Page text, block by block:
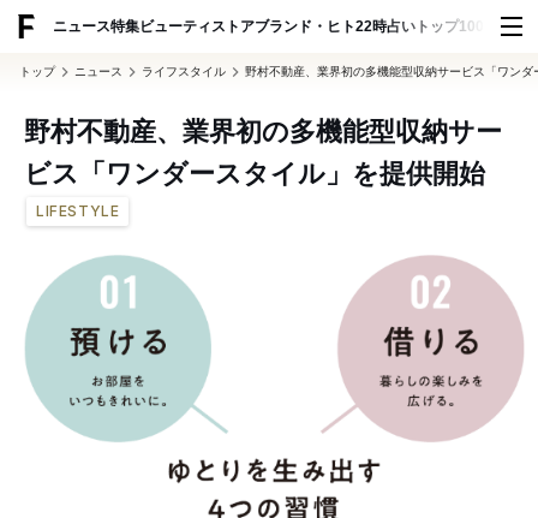
ニュース特集ビューティ ストアブランド・ヒト22時占い トップ100 スナッ
トップ ニュース ライフスタイル 野村不動産、業界初の多機能型収納サービス「ワンダ
野村不動産、業界初の多機能型収納サー
ビス「ワンダースタイル」を提供開始
LIFESTYLE